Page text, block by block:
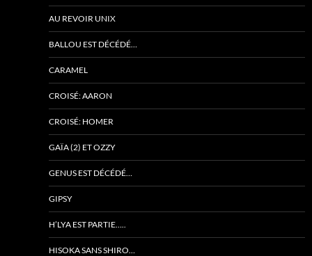
AU REVOIR UNIX
BALLOU EST DÉCÉDÉ…
CARAMEL
CROISÉ: AARON
CROISÉ: HOMER
GAÏA (2) ET OZZY
GENUS EST DÉCÉDÉ…
GIPSY
H’LYA EST PARTIE…..
HISOKA SANS SHIRO…